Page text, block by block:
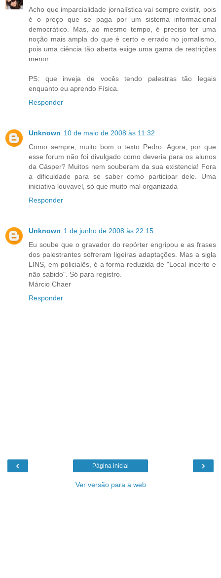
Acho que imparcialidade jornalística vai sempre existir, pois
é o preço que se paga por um sistema informacional
democrático. Mas, ao mesmo tempo, é preciso ter uma
noção mais ampla do que é certo e errado no jornalismo,
pois uma ciência tão aberta exige uma gama de restrições
menor.
PS: que inveja de vocês tendo palestras tão legais
enquanto eu aprendo Física.
Responder
Unknown 10 de maio de 2008 às 11:32
Como sempre, muito bom o texto Pedro. Agora, por que
esse forum não foi divulgado como deveria para os alunos
da Cásper? Muitos nem souberam da sua existencia! Fora
a dificuldade para se saber como participar dele. Uma
iniciativa louvavel, só que muito mal organizada
Responder
Unknown 1 de junho de 2008 às 22:15
Eu soube que o gravador do repórter engripou e as frases
dos palestrantes sofreram ligeiras adaptações. Mas a sigla
LINS, em policialês, é a forma reduzida de "Local incerto e
não sabido". Só para registro.
Márcio Chaer
Responder
‹ ›
Página inicial
Ver versão para a web